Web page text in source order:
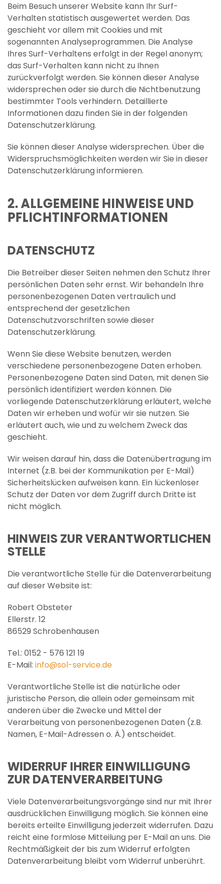
Beim Besuch unserer Website kann Ihr Surf-
Verhalten statistisch ausgewertet werden. Das
geschieht vor allem mit Cookies und mit
sogenannten Analyseprogrammen. Die Analyse
Ihres Surf-Verhaltens erfolgt in der Regel anonym;
das Surf-Verhalten kann nicht zu Ihnen
zurückverfolgt werden. Sie können dieser Analyse
widersprechen oder sie durch die Nichtbenutzung
bestimmter Tools verhindern. Detaillierte
Informationen dazu finden Sie in der folgenden
Datenschutzerklärung.
Sie können dieser Analyse widersprechen. Über die
Widerspruchsmöglichkeiten werden wir Sie in dieser
Datenschutzerklärung informieren.
2. ALLGEMEINE HINWEISE UND
PFLICHTINFORMATIONEN
DATENSCHUTZ
Die Betreiber dieser Seiten nehmen den Schutz Ihrer
persönlichen Daten sehr ernst. Wir behandeln Ihre
personenbezogenen Daten vertraulich und
entsprechend der gesetzlichen
Datenschutzvorschriften sowie dieser
Datenschutzerklärung.
Wenn Sie diese Website benutzen, werden
verschiedene personenbezogene Daten erhoben.
Personenbezogene Daten sind Daten, mit denen Sie
persönlich identifiziert werden können. Die
vorliegende Datenschutzerklärung erläutert, welche
Daten wir erheben und wofür wir sie nutzen. Sie
erläutert auch, wie und zu welchem Zweck das
geschieht.
Wir weisen darauf hin, dass die Datenübertragung im
Internet (z.B. bei der Kommunikation per E-Mail)
Sicherheitslücken aufweisen kann. Ein lückenloser
Schutz der Daten vor dem Zugriff durch Dritte ist
nicht möglich.
HINWEIS ZUR VERANTWORTLICHEN
STELLE
Die verantwortliche Stelle für die Datenverarbeitung
auf dieser Website ist:
Robert Obsteter
Ellerstr. 12
86529 Schrobenhausen
Tel.: 0152 - 576 121 19
E-Mail: info@sol-service.de
Verantwortliche Stelle ist die natürliche oder
juristische Person, die allein oder gemeinsam mit
anderen über die Zwecke und Mittel der
Verarbeitung von personenbezogenen Daten (z.B.
Namen, E-Mail-Adressen o. Ä.) entscheidet.
WIDERRUF IHRER EINWILLIGUNG
ZUR DATENVERARBEITUNG
Viele Datenverarbeitungsvorgänge sind nur mit Ihrer
ausdrücklichen Einwilligung möglich. Sie können eine
bereits erteilte Einwilligung jederzeit widerrufen. Dazu
reicht eine formlose Mitteilung per E-Mail an uns. Die
Rechtmäßigkeit der bis zum Widerruf erfolgten
Datenverarbeitung bleibt vom Widerruf unberührt.